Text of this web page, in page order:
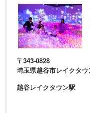
〒343-0828
越谷レイクタウン駅